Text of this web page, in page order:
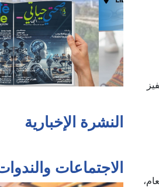
النشرة الإخبارية
الاجتماعات